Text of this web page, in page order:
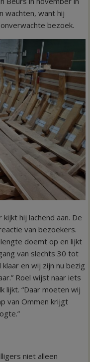
wachten, want hij
bezoek.
hij lachend aan. De
van bezoekers.
doemt op en lijkt
van slechts 30 tot
en wij zijn nu bezig
Roel wijst naar iets
lijkt. “Daar moeten wij
van Ommen krijgt
niet alleen